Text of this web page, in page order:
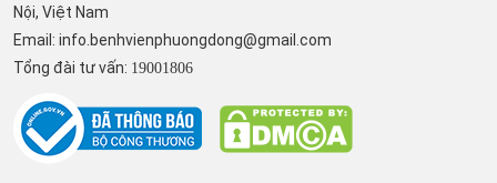
Nội, Việt Nam
Email: info.benhvienphuongdong@gmail.com
Tổng đài tư vấn: 19001806